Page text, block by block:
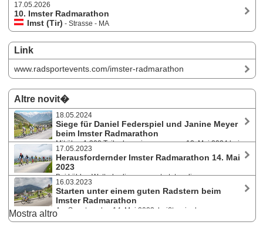
17.05.2026
10. Imster Radmarathon
Imst (Tir) - Strasse - MA
Link
www.radsportevents.com/imster-radmarathon
Altre novit�
18.05.2024
Siege für Daniel Federspiel und Janine Meyer
beim Imster Radmarathon
Mit über 1.300 Teilnehmer:innen war am 12. Mai 2024 bei
der 8. Auflage des beliebten Radmarathons in der Outdoorregion Imst
ein Rekordstarterfeld auf den drei Strecken (70, 90 und 110 km)
unterwegs.
17.05.2023
Herausfordernder Imster Radmarathon 14. Mai
2023
Bei kühlen Wetterbedingungen starteten die
Radsportbegeisterten bei der siebten Auflage des beliebten
Radrennens in der Outdoorregion Imst. In einem schnellen Rennen
kamen die SiegerInnen aus Österreich und Deutschland.
16.03.2023
Starten unter einem guten Radstern beim
Imster Radmarathon
Am Sonntag, den 14. Mai 2023, heißt es in der
Outdoorregion Imst wieder in die Pedale treten und dabei sein bei der
Mostra altro